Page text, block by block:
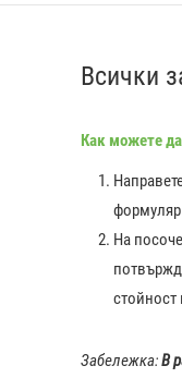
Всички
Как можете
формуляр
На
стойност
Забележка:В